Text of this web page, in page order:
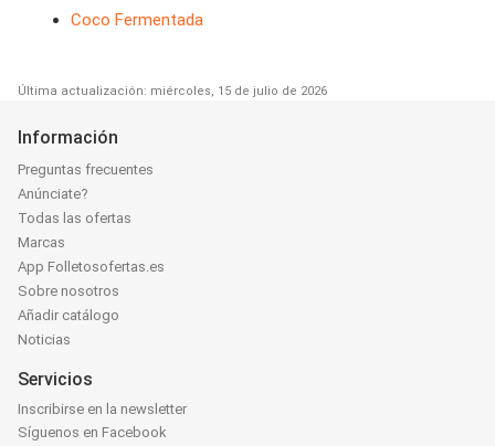
Coco Fermentada
Última actualización: miércoles, 15 de julio de 2026
Información
Preguntas frecuentes
Anúnciate?
Todas las ofertas
Marcas
App Folletosofertas.es
Sobre nosotros
Añadir catálogo
Noticias
Servicios
Inscribirse en la newsletter
Síguenos en Facebook